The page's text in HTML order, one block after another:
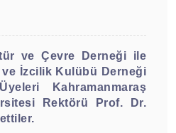
ve Çevre Derneği ile
İzcilik Kulübü Derneği
Kahramanmaraş
Rektörü Prof. Dr.